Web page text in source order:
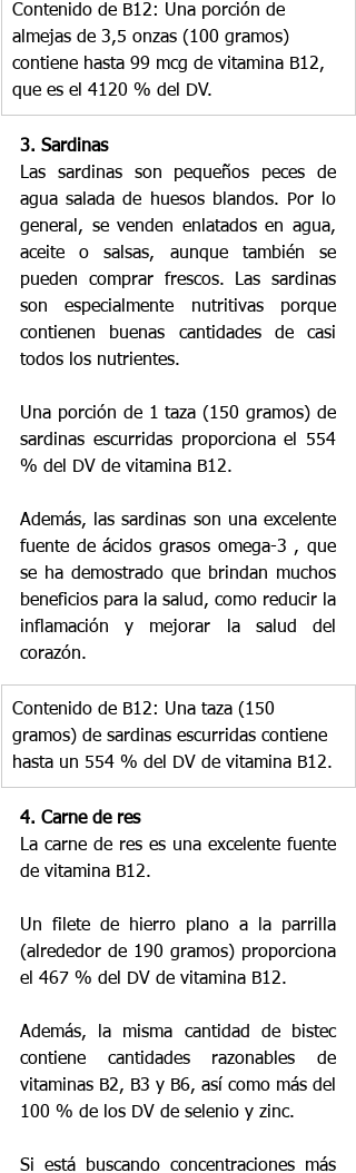
Contenido de B12: Una porción de
almejas de 3,5 onzas (100 gramos)
contiene hasta 99 mcg de vitamina B12,
que es el 4120 % del DV.
3. Sardinas
Las sardinas son pequeños peces de
agua salada de huesos blandos. Por lo
general, se venden enlatados en agua,
aceite o salsas, aunque también se
pueden comprar frescos. Las sardinas
son especialmente nutritivas porque
contienen buenas cantidades de casi
todos los nutrientes.
Una porción de 1 taza (150 gramos) de
sardinas escurridas proporciona el 554
% del DV de vitamina B12.
Además, las sardinas son una excelente
fuente de ácidos grasos omega-3 , que
se ha demostrado que brindan muchos
beneficios para la salud, como reducir la
inflamación y mejorar la salud del
corazón.
Contenido de B12: Una taza (150
gramos) de sardinas escurridas contiene
hasta un 554 % del DV de vitamina B12.
4. Carne de res
La carne de res es una excelente fuente
de vitamina B12.
Un filete de hierro plano a la parrilla
(alrededor de 190 gramos) proporciona
el 467 % del DV de vitamina B12.
Además, la misma cantidad de bistec
contiene cantidades razonables de
vitaminas B2, B3 y B6, así como más del
100 % de los DV de selenio y zinc.
Si está buscando concentraciones más